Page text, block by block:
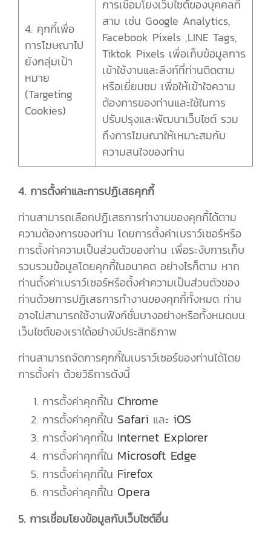
4. คุกกี้เพื่อ
การโฆษณาไป
ยังกลุ่มเป้า
หมาย
(Targeting
Cookies)
การเชื่อมโยงเว็บไซต์ของบุคคลที่
สาม เช่น Google Analytics,
Facebook Pixels ,LINE Tags,
Tiktok Pixels เพื่อเก็บข้อมูลการ
เข้าใช้งานและลิงก์ที่ท่านติดตาม
หรือเยี่ยมชม เพื่อให้เข้าใจความ
ต้องการของท่านและใช้ในการ
ปรับปรุงและพัฒนาเว็บไซต์ รวม
ถึงการโฆษณาให้เหมาะสมกับ
ความสนใจของท่าน
4. การตั้งค่าและการปฏิเสธคุกกี้
ท่านสามารถเลือกปฏิเสธการทำงานของคุกกี้ได้ตาม
ความต้องการของท่าน โดยการตั้งค่าเบราว์เซอร์หรือ
การตั้งค่าความเป็นส่วนตัวของท่าน เพื่อระงับการเก็บ
รวบรวมข้อมูลโดยคุกกี้ในอนาคต อย่างไรก็ตาม หาก
ท่านตั้งค่าเบราว์เซอร์หรือตั้งค่าความเป็นส่วนตัวของ
ท่านด้วยการปฏิเสธการทำงานของคุกกี้ทั้งหมด ท่าน
อาจไม่สามารถใช้งานฟังก์ชั่นบางอย่างหรือทั้งหมดบน
เว็บไซต์ของเราได้อย่างมีประสิทธิภาพ
ท่านสามารถจัดการคุกกี้ในเบราว์เซอร์ของท่านได้โดย
การตั้งค่า ด้วยวิธีการดังนี้
การตั้งค่าคุกกี้ใน Chrome
การตั้งค่าคุกกี้ใน Safari และ iOS
การตั้งค่าคุกกี้ใน Internet Explorer
การตั้งค่าคุกกี้ใน Microsoft Edge
การตั้งค่าคุกกี้ใน Firefox
การตั้งค่าคุกกี้ใน Opera
5. การเชื่อมโยงข้อมูลกับเว็บไซต์อื่น